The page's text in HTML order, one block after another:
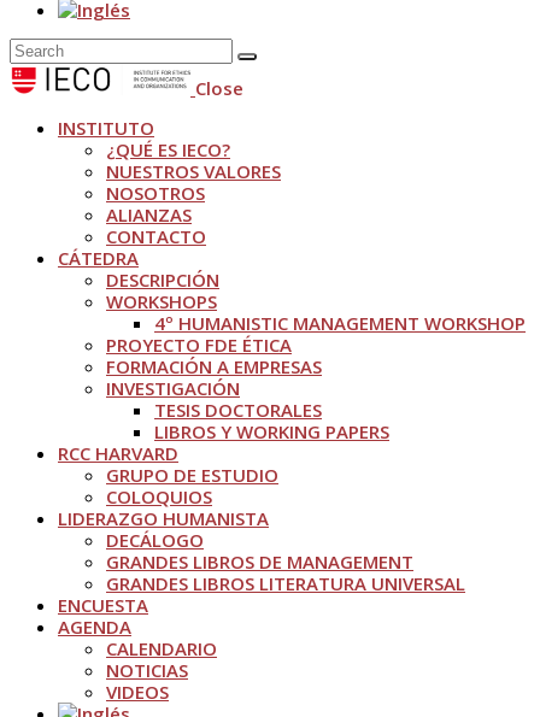
Close
INSTITUTO
¿QUÉ ES IECO?
NUESTROS VALORES
NOSOTROS
ALIANZAS
CONTACTO
CÁTEDRA
DESCRIPCIÓN
WORKSHOPS
4º HUMANISTIC MANAGEMENT WORKSHOP
PROYECTO FDE ÉTICA
FORMACIÓN A EMPRESAS
INVESTIGACIÓN
TESIS DOCTORALES
LIBROS Y WORKING PAPERS
RCC HARVARD
GRUPO DE ESTUDIO
COLOQUIOS
LIDERAZGO HUMANISTA
DECÁLOGO
GRANDES LIBROS DE MANAGEMENT
GRANDES LIBROS LITERATURA UNIVERSAL
ENCUESTA
AGENDA
CALENDARIO
NOTICIAS
VIDEOS